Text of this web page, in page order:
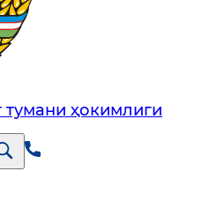
тумани ҳокимлиги